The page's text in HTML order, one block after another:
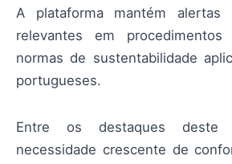
A plataforma mantém alertas
relevantes em
normas de sustentabilidade
portugueses.
Entre os destaques
necessidade crescente de